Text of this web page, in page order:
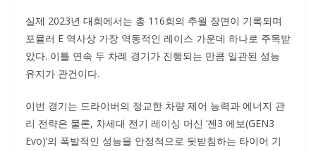
실제 2023년 대회에서는 총 116회의 추월 장면이 기록되며
포뮬러 E 역사상 가장 역동적인 레이스 가운데 하나로 주목받
았다. 이틀 연속 두 차례 경기가 진행되는 만큼 일관된 성능
유지가 관건이다.
이번 경기는 드라이버의 정교한 차량 제어 능력과 에너지 관
리 전략은 물론, 차세대 전기 레이싱 머신 ‘젠3 에보(GEN3
Evo)’의 폭발적인 성능을 안정적으로 뒷받침하는 타이어 기